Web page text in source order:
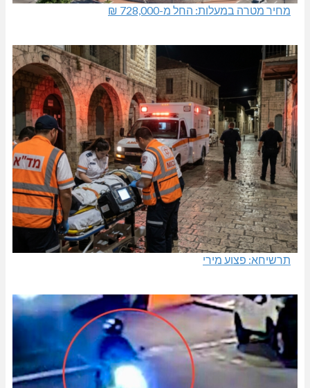
מחיר מטרה במעלות: החל מ-728,000 ₪
תרשיחא: פצוע מירי